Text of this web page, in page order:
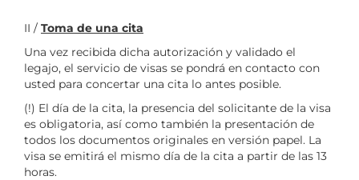
II / Toma de una cita
Una vez recibida dicha autorización y validado el
legajo, el servicio de visas se pondrá en contacto con
usted para concertar una cita lo antes posible.
(!) El día de la cita, la presencia del solicitante de la visa
es obligatoria, así como también la presentación de
todos los documentos originales en versión papel. La
visa se emitirá el mismo día de la cita a partir de las 13
horas.